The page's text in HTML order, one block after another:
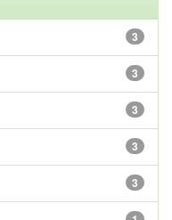
3
3
3
3
3